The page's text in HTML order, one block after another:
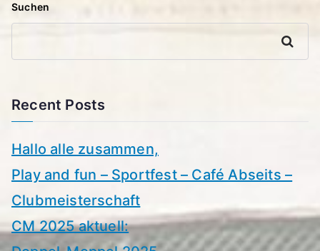
Suchen
Suchen
Recent Posts
Hallo alle zusammen,
Play and fun – Sportfest – Café Abseits –
Clubmeisterschaft
CM 2025 aktuell: